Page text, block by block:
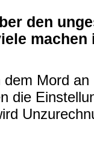
den
dem Mord
die